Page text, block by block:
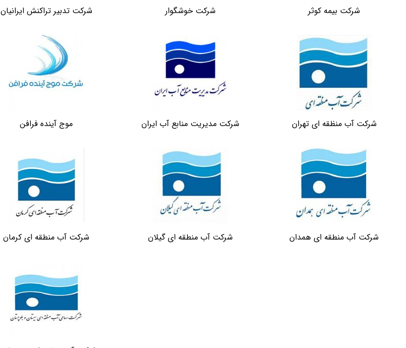
شرکت بیمه کوثر شرکت خوشگوار شرکت تدبیر تراکنش ایرانیان
شرکت آب منظقه ای تهران شرکت مدیریت منابع آب ایران موج آینده فرافن
شرکت آب منطقه ای همدان شرکت آب منطقه ای گیلان شرکت آب منطقه ای کرمان